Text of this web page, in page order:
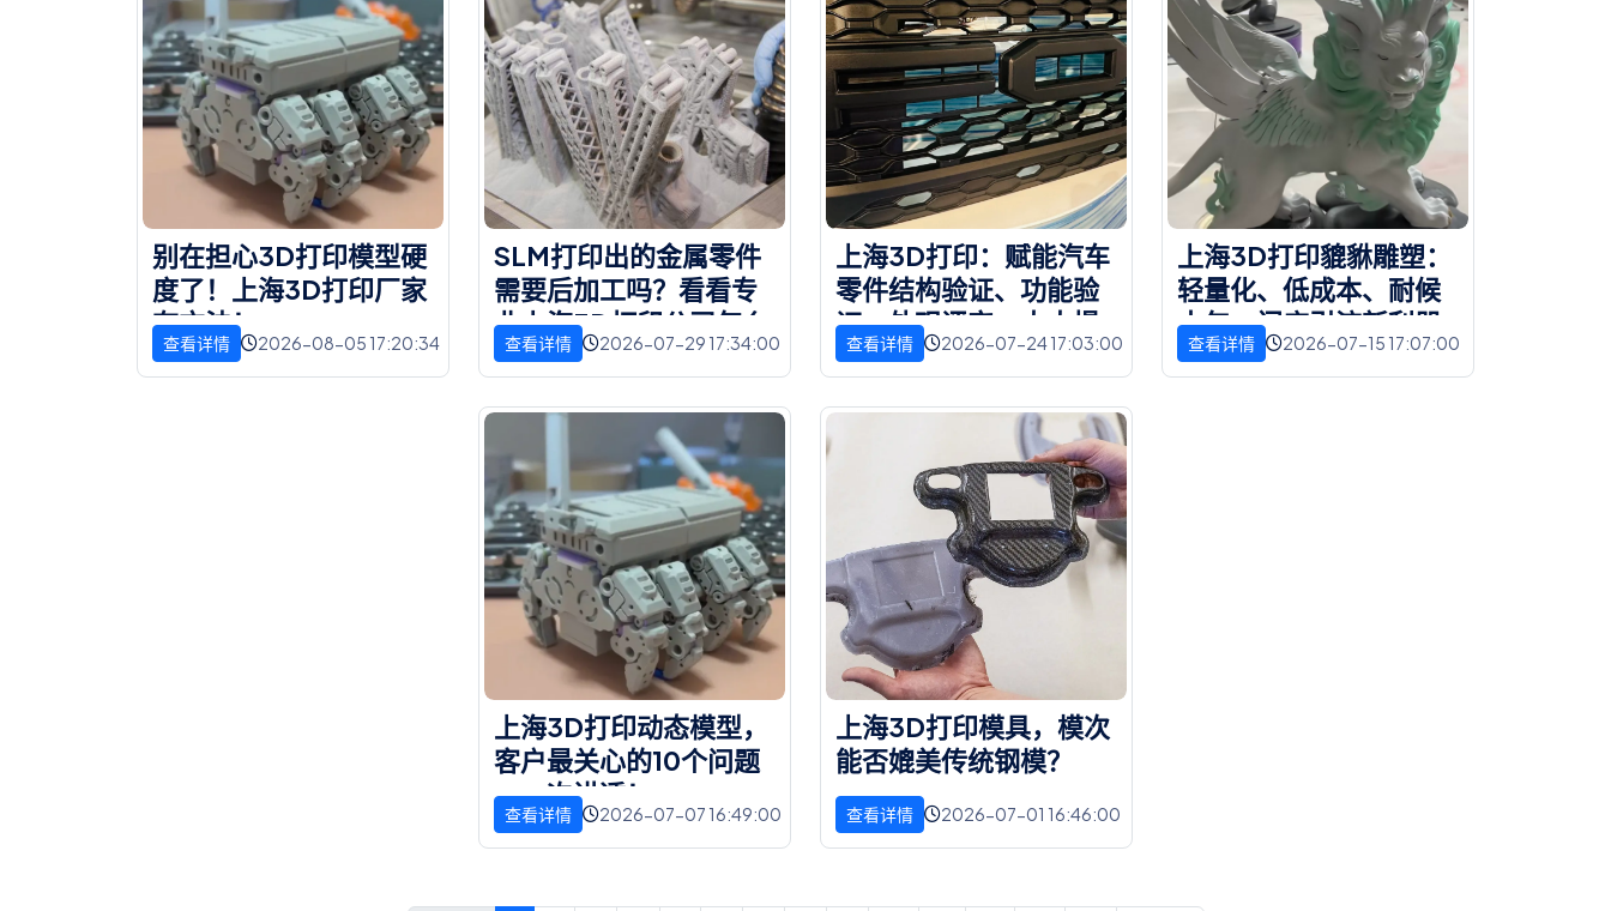
别在担心3D打印模型硬
度了！ 上海3D打印厂家
有方法！
查看详情 2026-08-05 17:20:34
SLM打印出的金属零件
需要后加工吗？ 看看专
业上海3D 打印 公 司怎 么
说查看详情 2026-07-29 17:34:00
上海3D打印： 赋能汽车
零件结构验证、 功能验
证、外观评审 大 大 提
高研发效率
查看详情 2026-07-24 17:03:00
上海3D打印貔貅雕塑：
轻量化、 低成本、 耐候
十年，门店引流新利器
查看详情 2026-07-15 17:07:00
上海3D打印动态模型，
客户最关心的10个问题
，一次讲透！
查看详情 2026-07-07 16:49:00
上海3D打印模具， 模次
能否媲美传统钢模？
查看详情 2026-07-01 16:46:00